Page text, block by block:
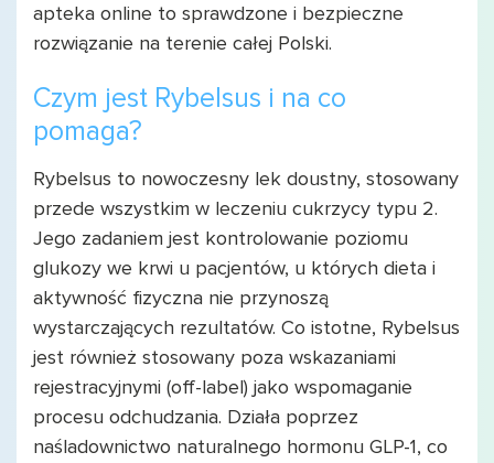
apteka online to sprawdzone i bezpieczne
rozwiązanie na terenie całej Polski.
Czym jest Rybelsus i na co
pomaga?
Rybelsus to nowoczesny lek doustny, stosowany
przede wszystkim w leczeniu cukrzycy typu 2.
Jego zadaniem jest kontrolowanie poziomu
glukozy we krwi u pacjentów, u których dieta i
aktywność fizyczna nie przynoszą
wystarczających rezultatów. Co istotne, Rybelsus
jest również stosowany poza wskazaniami
rejestracyjnymi (off-label) jako wspomaganie
procesu odchudzania. Działa poprzez
naśladownictwo naturalnego hormonu GLP-1, co